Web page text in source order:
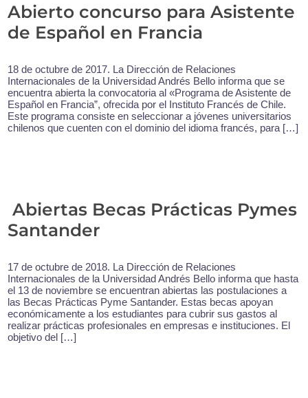
Abierto concurso para Asistente
de Español en Francia
18 de octubre de 2017. La Dirección de Relaciones
Internacionales de la Universidad Andrés Bello informa que se
encuentra abierta la convocatoria al «Programa de Asistente de
Español en Francia”, ofrecida por el Instituto Francés de Chile.
Este programa consiste en seleccionar a jóvenes universitarios
chilenos que cuenten con el dominio del idioma francés, para […]
Abiertas Becas Prácticas Pymes
Santander
17 de octubre de 2018. La Dirección de Relaciones
Internacionales de la Universidad Andrés Bello informa que hasta
el 13 de noviembre se encuentran abiertas las postulaciones a
las Becas Prácticas Pyme Santander. Estas becas apoyan
económicamente a los estudiantes para cubrir sus gastos al
realizar prácticas profesionales en empresas e instituciones. El
objetivo del […]